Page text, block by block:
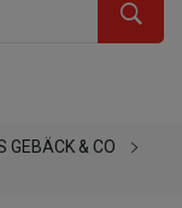
GEBÄCK & CO